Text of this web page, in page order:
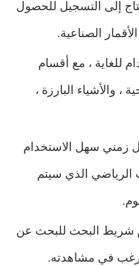
إلى التسجيل للحصول
الصناعية.
للغاية ، مع أقسام
، والأشياء البارزة ،
زمني سهل الاستخدام
الذي سيتم
شريط البحث للبحث عن
في مشاهدته.